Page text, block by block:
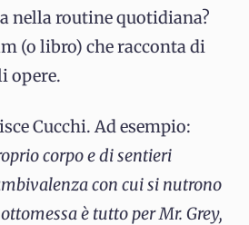
nella routine quotidiana?
(o libro) che racconta di
opere.
Cucchi. Ad esempio:
corpo e di sentieri
con cui si nutrono
è tutto per Mr. Grey,